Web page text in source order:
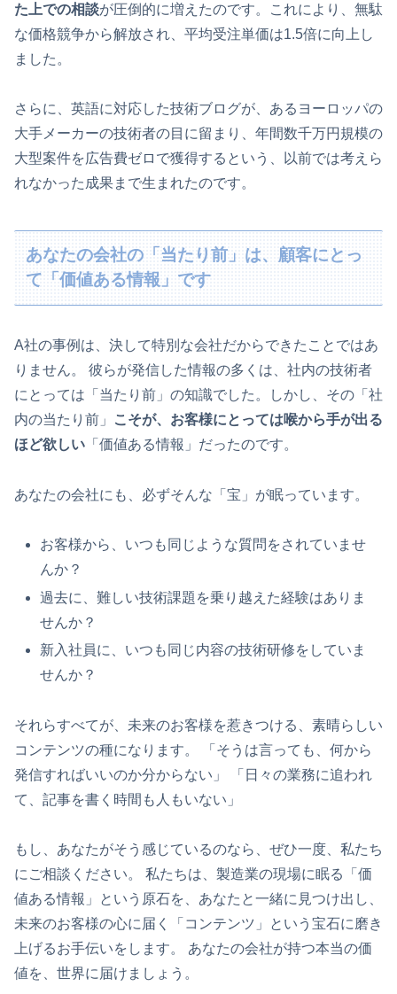
た上での相談が圧倒的に増えたのです。これにより、無駄
な価格競争から解放され、平均受注単価は1.5倍に向上し
ました。
さらに、英語に対応した技術ブログが、あるヨーロッパの
大手メーカーの技術者の目に留まり、年間数千万円規模の
大型案件を広告費ゼロで獲得するという、以前では考えら
れなかった成果まで生まれたのです。
あなたの会社の「当たり前」は、顧客にとっ
て「価値ある情報」です
A社の事例は、決して特別な会社だからできたことではあ
りません。 彼らが発信した情報の多くは、社内の技術者
にとっては「当たり前」の知識でした。しかし、その「社
内の当たり前」
こそが、お客様にとっては喉から手が出る
ほど欲しい 「価値ある情報」だったのです。
あなたの会社にも、必ずそんな「宝」が眠っています。
お客様から、いつも同じような質問をされていませ
んか？
過去に、難しい技術課題を乗り越えた経験はありま
せんか？
新入社員に、いつも同じ内容の技術研修をしていま
せんか？
それらすべてが、未来のお客様を惹きつける、素晴らしい
コンテンツの種になります。 「そうは言っても、何から
発信すればいいのか分からない」 「日々の業務に追われ
て、記事を書く時間も人もいない」
もし、あなたがそう感じているのなら、ぜひ一度、私たち
にご相談ください。 私たちは、製造業の現場に眠る「価
値ある情報」という原石を、あなたと一緒に見つけ出し、
未来のお客様の心に届く「コンテンツ」という宝石に磨き
上げるお手伝いをします。 あなたの会社が持つ本当の価
値を、世界に届けましょう。